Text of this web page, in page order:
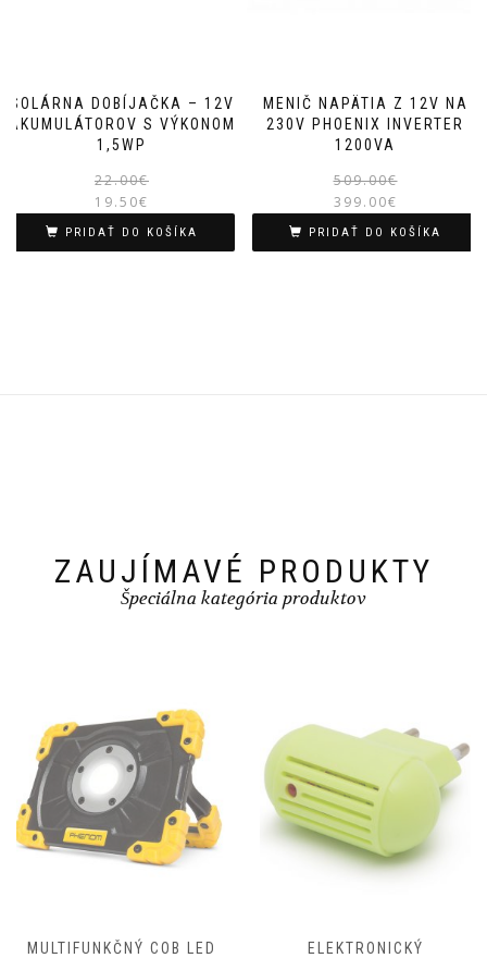
SOLÁRNA DOBÍJAČKA – 12V
AKUMULÁTOROV S VÝKONOM
1,5WP
22.00€
22.00€.
19.50€
19.50€.
PRIDAŤ DO KOŠÍKA
MENIČ NAPÄTIA Z 12V NA
230V PHOENIX INVERTER
1200VA
509.00€
399.00€
PRIDAŤ DO KOŠÍKA
ZAUJÍMAVÉ PRODUKTY
Špeciálna kategória produktov
MULTIFUNKČNÝ COB LED
ELEKTRONICKÝ